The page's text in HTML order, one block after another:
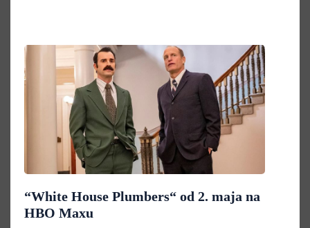
“White House Plumbers“ od 2. maja na
HBO Maxu